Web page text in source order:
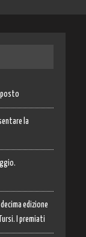
posto
la
edizione
I premiati